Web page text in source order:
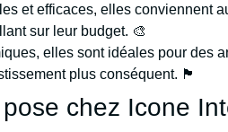
et efficaces, elles conviennent
sur leur budget. 🎨
elles sont idéales pour des
plus conséquent. 🏴
chez Icone